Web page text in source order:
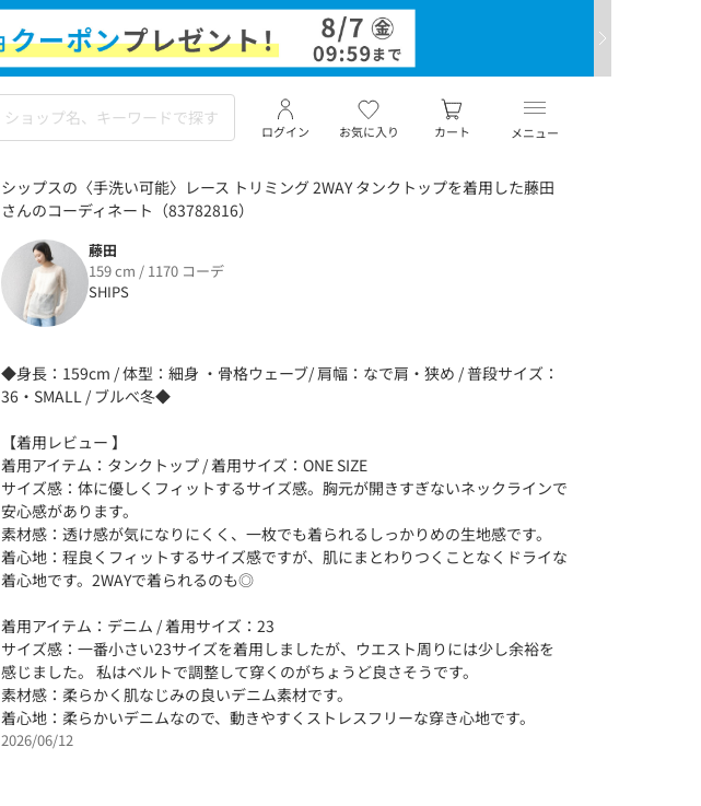
メニュー
お気に入り
ログイン カート
シップスの〈手洗い可能〉レース トリミング 2WAY タンクトップを着用した藤田
さんのコーディネート（83782816）
藤田
159 cm / 1170 コーデ
SHIPS
◆身長：159cm / 体型：細身 ・骨格ウェーブ/ 肩幅：なで肩・狭め / 普段サイズ：
36・SMALL / ブルべ冬◆
【着用レビュー 】
着用アイテム：タンクトップ / 着用サイズ：ONE SIZE
サイズ感：体に優しくフィットするサイズ感。胸元が開きすぎないネックラインで
安心感があります。
素材感：透け感が気になりにくく、一枚でも着られるしっかりめの生地感です。
着心地：程良くフィットするサイズ感ですが、肌にまとわりつくことなくドライな
着心地です。2WAYで着られるのも◎
着用アイテム：デニム / 着用サイズ：23
サイズ感：一番小さい23サイズを着用しましたが、ウエスト周りには少し余裕を
感じました。 私はベルトで調整して穿くのがちょうど良さそうです。
素材感：柔らかく肌なじみの良いデニム素材です。
着心地：柔らかいデニムなので、動きやすくストレスフリーな穿き心地です。
2026/06/12